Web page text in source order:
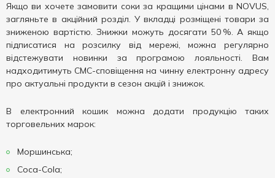
Якщо ви хочете замовити соки за кращими цінами в NOVUS,
загляньте в акційний розділ. У вкладці розміщені товари за
зниженою вартістю. Знижки можуть досягати 50 %. А якщо
підписатися на розсилку від мережі, можна регулярно
відстежувати новинки за програмою лояльності. Вам
надходитимуть СМС-сповіщення на чинну електронну адресу
про актуальні продукти в сезон акцій і знижок.
В електронний кошик можна додати продукцію таких
торговельних марок:
Моршинська;
Coca-Cola;